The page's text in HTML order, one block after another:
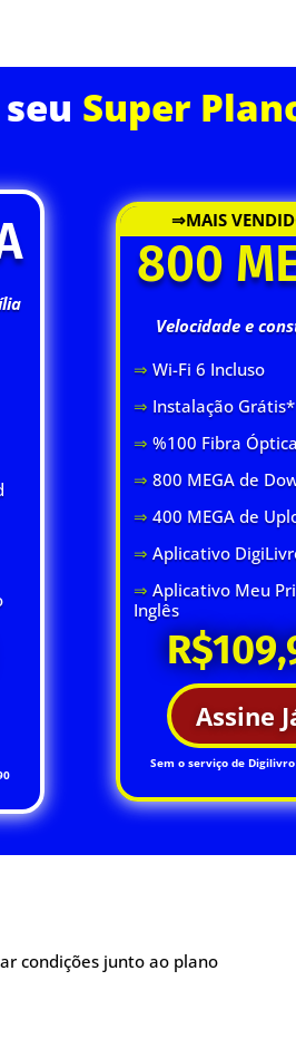
Super
⇒MAIS
800
Velocidade e
⇒ Wi-Fi 6 Incluso
⇒ Instalação Grátis*
⇒ %100 Fibra Óptica
⇒ 800 MEGA de
⇒ 400 MEGA de
⇒ Aplicativo
⇒ Aplicativo Meu
Inglês
Assine
Sem o serviço de Digilivro
condições junto ao plano